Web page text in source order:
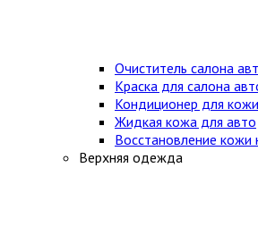
Очиститель салона
Краска для салона
Кондиционер для
Жидкая кожа для авто
Восстановление кожи
Верхняя одежда